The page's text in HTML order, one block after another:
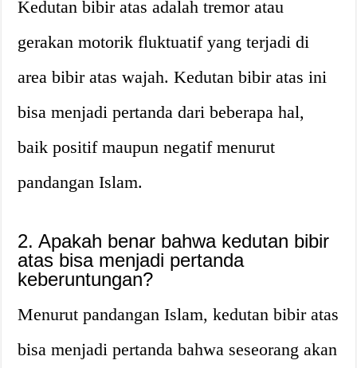
Kedutan bibir atas adalah tremor atau
gerakan motorik fluktuatif yang terjadi di
area bibir atas wajah. Kedutan bibir atas ini
bisa menjadi pertanda dari beberapa hal,
baik positif maupun negatif menurut
pandangan Islam.
2. Apakah benar bahwa kedutan bibir
atas bisa menjadi pertanda
keberuntungan?
Menurut pandangan Islam, kedutan bibir atas
bisa menjadi pertanda bahwa seseorang akan